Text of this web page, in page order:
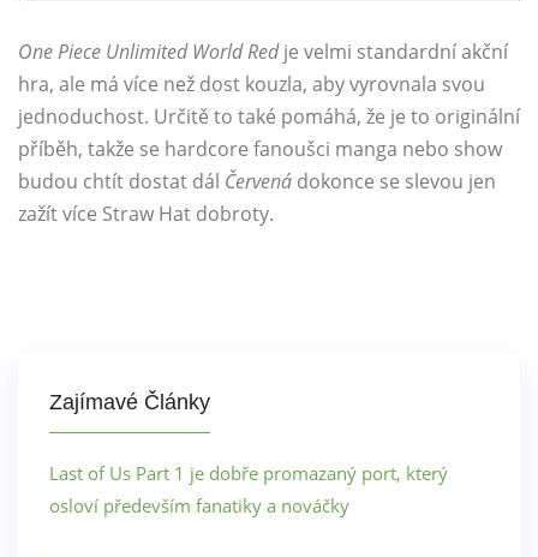
One Piece Unlimited World Redje velmi standardní akční
hra, ale má více než dost kouzla, aby vyrovnala svou
jednoduchost. Určitě to také pomáhá, že je to originální
příběh, takže se hardcore fanoušci manga nebo show
budou chtít dostat dál Červená dokonce se slevou jen
zažít více Straw Hat dobroty.
Zajímavé Články
Last of Us Part 1 je dobře promazaný port, který
osloví především fanatiky a nováčky